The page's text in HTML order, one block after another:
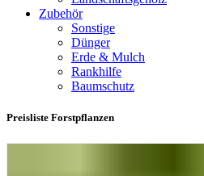
Zubehör
Sonstige
Dünger
Erde & Mulch
Rankhilfe
Baumschutz
Preisliste Forstpflanzen